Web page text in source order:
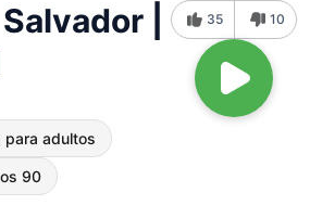
|
para adultos
90
35 10